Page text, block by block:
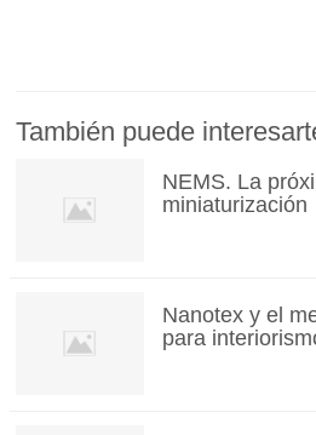
También puede
NEMS. La
miniaturización
Nanotex y el
para